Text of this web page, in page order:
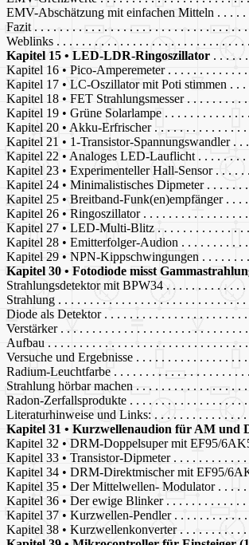
EMV-Abschätzung mit einfachen Mitteln . . . .
Fazit . . . . . . . . . . . . . . . . . . . . . . . . . . . . . . . . .
Weblinks . . . . . . . . . . . . . . . . . . . . . . . . . . . . .
Kapitel 15 • LED-LDR-Ringoszillator . . . . .
Kapitel 16 • Pico-Amperemeter . . . . . . . . . . . .
Kapitel 17 • LC-Oszillator mit Poti stimmen . .
Kapitel 18 • FET Strahlungsmesser . . . . . . . . .
Kapitel 19 • Grüne Solarlampe . . . . . . . . . . . .
Kapitel 20 • Akku-Erfrischer . . . . . . . . . . . . . .
Kapitel 21 • 1-Transistor-Spannungswandler .
Kapitel 22 • Analoges LED-Lauflicht . . . . . . .
Kapitel 23 • Experimenteller Hall-Sensor . . . .
Kapitel 24 • Minimalistisches Dipmeter . . . . . .
Kapitel 25 • Breitband-Funk(en)empfänger . . .
Kapitel 26 • Ringoszillator . . . . . . . . . . . . . . . .
Kapitel 27 • LED-Multi-Blitz . . . . . . . . . . . . . .
Kapitel 28 • Emitterfolger-Audion . . . . . . . . . .
Kapitel 29 • NPN-Kippschwingungen . . . . . . .
Kapitel 30 • Fotodiode misst
Strahlungsdetektor mit BPW34 . . . . . . . . . . . .
Strahlung . . . . . . . . . . . . . . . . . . . . . . . . . . . . .
Diode als Detektor . . . . . . . . . . . . . . . . . . . . . .
Verstärker . . . . . . . . . . . . . . . . . . . . . . . . . . . . .
Aufbau . . . . . . . . . . . . . . . . . . . . . . . . . . . . . . .
Versuche und Ergebnisse . . . . . . . . . . . . . . . . .
Radium-Leuchtfarbe . . . . . . . . . . . . . . . . . . . .
Strahlung hörbar machen . . . . . . . . . . . . . . . . .
Radon-Zerfallsprodukte . . . . . . . . . . . . . . . . . .
Literaturhinweise und Links: . . . . . . . . . . . . . .
Kapitel 31 • Kurzwellenaudion für AM und
Kapitel 32 • DRM-Doppelsuper mit EF95/
Kapitel 33 • Transistor-Dipmeter . . . . . . . . . . .
Kapitel 34 • DRM-Direktmischer mit EF95/
Kapitel 35 • Der Mittelwellen- Modulator . . . .
Kapitel 36 • Der ewige Blinker . . . . . . . . . . . .
Kapitel 37 • Kurzwellen-Pendler . . . . . . . . . . .
Kapitel 38 • Kurzwellenkonverter . . . . . . . . . .